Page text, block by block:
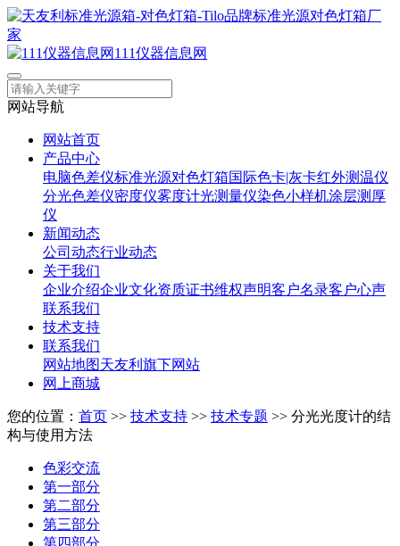
111仪器信息网
网站导航
网站首页
产品中心
电脑色差仪标准光源对色灯箱国际色卡|灰卡红外测温仪
分光色差仪密度仪雾度计光测量仪染色小样机涂层测厚
仪
新闻动态
公司动态行业动态
关于我们
企业介绍企业文化资质证书维权声明客户名录客户心声
联系我们
技术支持
联系我们
网站地图天友利旗下网站
网上商城
您的位置： 首页 >> 技术支持 >> 技术专题 >> 分光光度计的结
构与使用方法
色彩交流
第一部分
第二部分
第三部分
第四部分